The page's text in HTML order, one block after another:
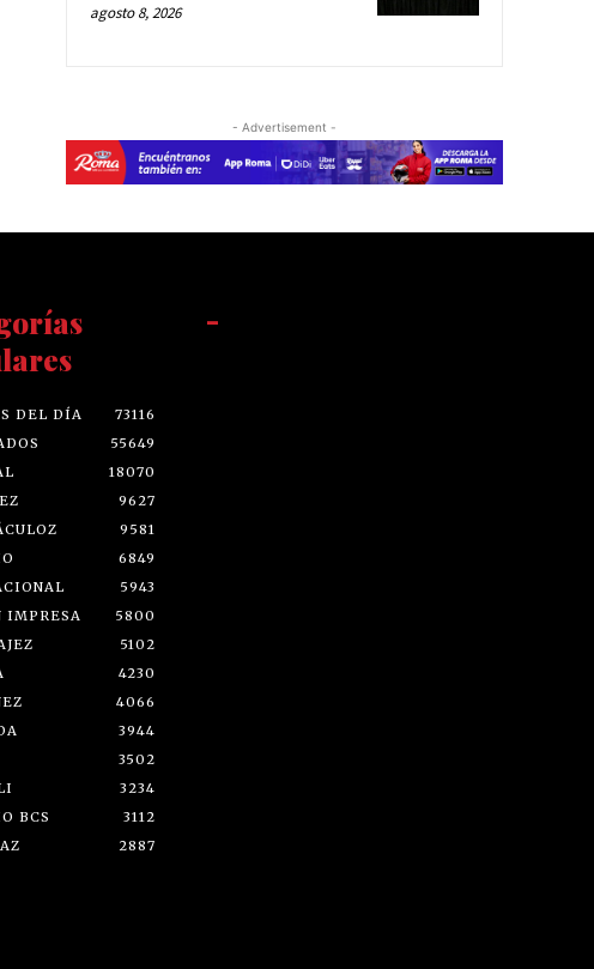
agosto 8, 2026
- Advertisement -
DEL DÍA
73116
55649
18070
9627
9581
6849
5943
IMPRESA
5800
5102
4230
4066
3944
3502
3234
BCS
3112
2887
-